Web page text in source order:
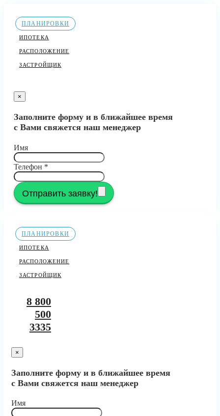
ПЛАНИРОВКИ
ИПОТЕКА
РАСПОЛОЖЕНИЕ
ЗАСТРОЙЩИК
×
Заполните форму и в ближайшее время
с Вами свяжется наш менеджер
Имя
Телефон *
Отправить заявку!
ПЛАНИРОВКИ
ИПОТЕКА
РАСПОЛОЖЕНИЕ
ЗАСТРОЙЩИК
8 800
500
3335
×
Заполните форму и в ближайшее время
с Вами свяжется наш менеджер
Имя